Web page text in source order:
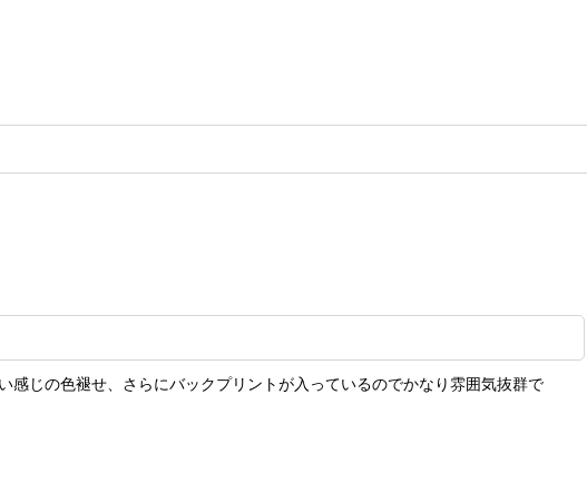
じの色褪せ、さらにバックプリントが入っているのでかなり雰囲気抜群で